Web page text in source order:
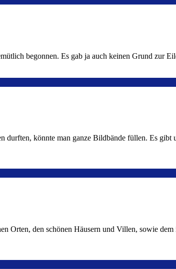
begonnen. Es gab ja auch keinen Grund zur
könnte man ganze Bildbände füllen. Es gibt
Orten, den schönen Häusern und Villen, sowie